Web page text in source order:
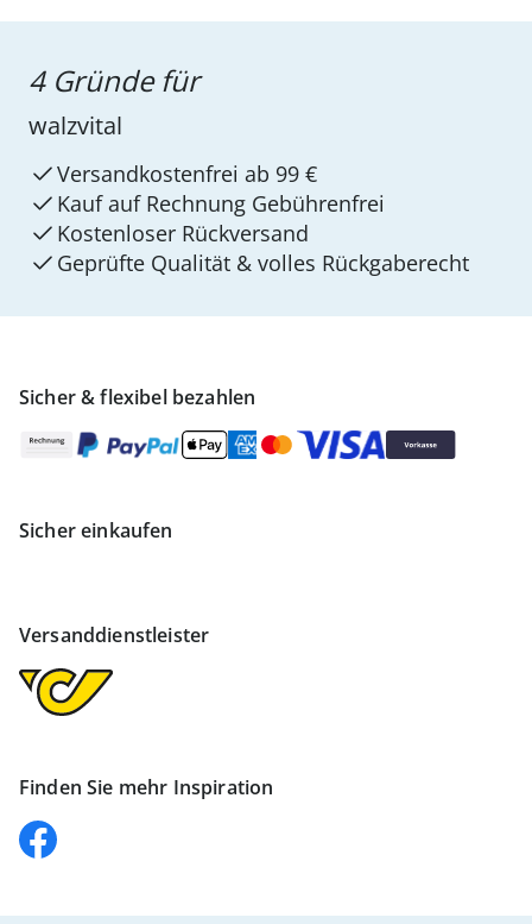
Sicher & flexibel bezahlen
Sicher einkaufen
Versanddienstleister
Finden Sie mehr Inspiration
4 Gründe für
walzvital
Versandkostenfrei ab 99 €
Kauf auf Rechnung Gebührenfrei
Kostenloser Rückversand
Geprüfte Qualität & volles Rückgaberecht